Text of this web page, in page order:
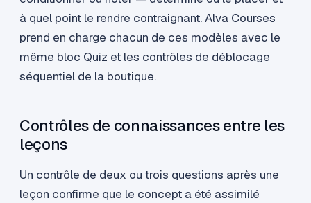
à quel point le rendre contraignant. Alva Courses
prend en charge chacun de ces modèles avec le
même bloc Quiz et les contrôles de déblocage
séquentiel de la boutique.
Contrôles de connaissances entre les
leçons
Un contrôle de deux ou trois questions après une
leçon confirme que le concept a été assimilé